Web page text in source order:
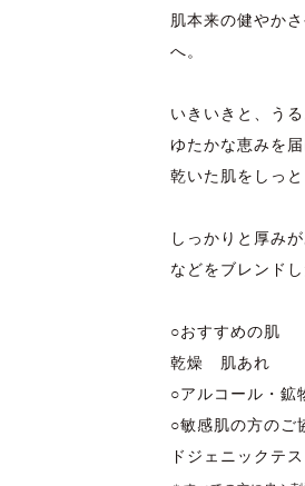
肌本来の健やか
へ。
いきいきと、うる
ゆたかな恵みを届
乾いた肌をしっ
しっかりと厚み
などをブレンド
○おすすめの肌
乾燥 肌あれ
○アルコール・鉱
○敏感肌の方のご
ドジェニックテ